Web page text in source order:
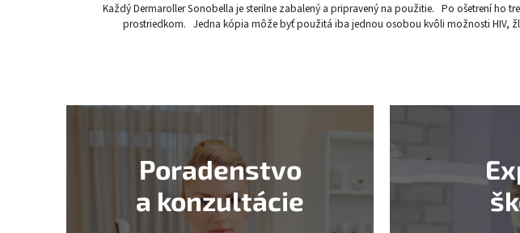
Každý Dermaroller Sonobella je sterilne zabalený a pripravený na použitie. Po ošetrení ho
prostriedkom. Jedna kópia môže byť použitá iba jednou osobou kvôli možnosti HIV,
Poradenstvo
a konzultácie